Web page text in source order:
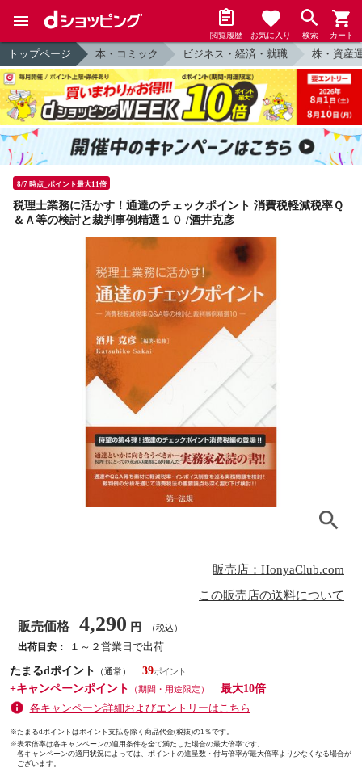
閲覧履歴 お気に入り 検索 カート
トップページ 本・コミック ビジネス・経済・就職 株・資産
8/7 時点_ポイント最大11倍
税理士業務に活かす！通達のチェックポイント 消費税軽減税率Ｑ
＆Ａ等の検討と裁判事例精選１０ /酒井克彦
販売店：HonyaClub.com
この販売店の送料について
販売価格 4,290 円 （税込）
出荷目安：
１～２営業日で出荷
たまるdポイント
（通常）
39
+キャンペーンポイント
（期間・用途限定）
最大10倍
各キャンペーン詳細およびエントリーはこちら
※たまるdポイントはポイント支払を除く商品代金(税抜)の1％です。
※表示倍率は各キャンペーンの適用条件を全て満たした場合の最大倍率です。
各キャンペーンの適用状況によっては、ポイントの進呈数・付与倍率が最大倍率より少なくなる場合が
ございます。